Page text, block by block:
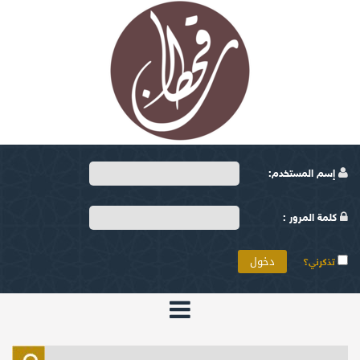
إسم المستخدم:
كلمة المرور :
تذكرني؟